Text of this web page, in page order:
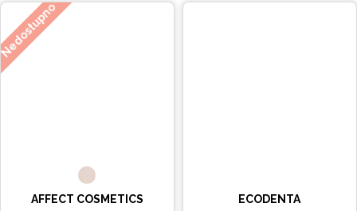
AFFECT COSMETICS ECODENTA